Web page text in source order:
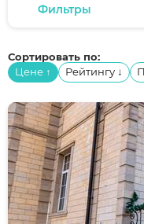
Фильтры
Сортировать по:
Цене ↑ Рейтингу ↓